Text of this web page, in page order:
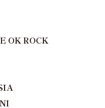
OK ROCK